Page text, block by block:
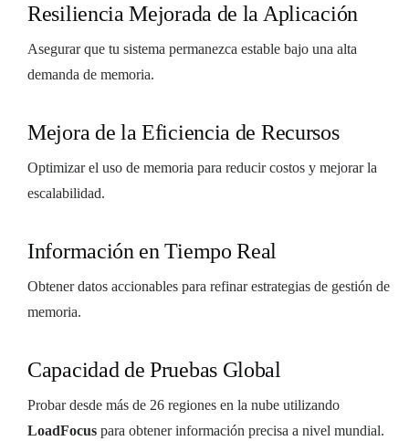
Resiliencia Mejorada de la Aplicación
Asegurar que tu sistema permanezca estable bajo una alta
demanda de memoria.
Mejora de la Eficiencia de Recursos
Optimizar el uso de memoria para reducir costos y mejorar la
escalabilidad.
Información en Tiempo Real
Obtener datos accionables para refinar estrategias de gestión de
memoria.
Capacidad de Pruebas Global
Probar desde más de 26 regiones en la nube utilizando
LoadFocus para obtener información precisa a nivel mundial.